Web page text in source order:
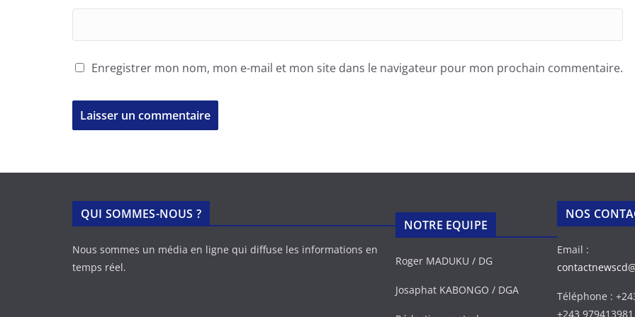
Enregistrer mon nom, mon e-mail et mon site dans le navigateur pour mon prochain commentaire.
QUI SOMMES-NOUS ?
Nous sommes un média en ligne qui diffuse les informations en
temps réel.
NOTRE EQUIPE
Roger MADUKU / DG
Josaphat KABONGO / DGA
NOS
Email :
Téléphone :
+243 979413981